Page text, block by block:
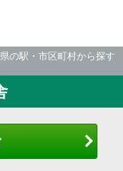
の駅・市区町村から探す